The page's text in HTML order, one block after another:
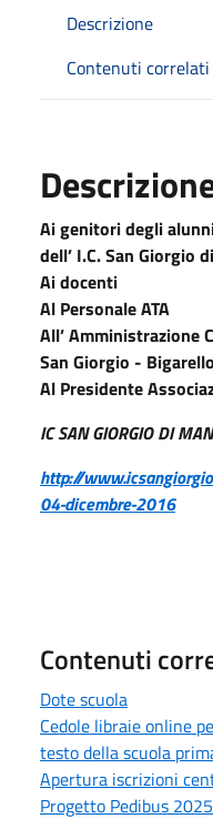
Descrizione
Contenuti correlati
Ai genitori degli
dell’ I.C. San Giorgio
Ai docenti
Al Personale ATA
All’ Amministrazione
San Giorgio - Bigarello
Al Presidente
IC SAN GIORGIO DI
http://
04-dicembre-2016
Contenuti
Dote scuola
Cedole libraie online
testo della scuola
Apertura iscrizioni
Progetto Pedibus 2025